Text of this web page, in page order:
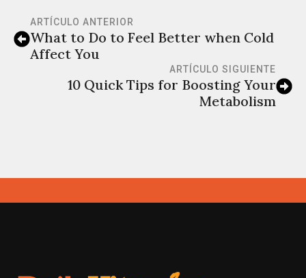
ARTÍCULO ANTERIOR
What to Do to Feel Better when Cold
Affect You
ARTÍCULO SIGUIENTE
10 Quick Tips for Boosting Your
Metabolism